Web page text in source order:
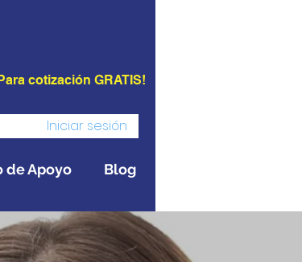
cotización GRATIS!
Iniciar sesión
de Apoyo Blog